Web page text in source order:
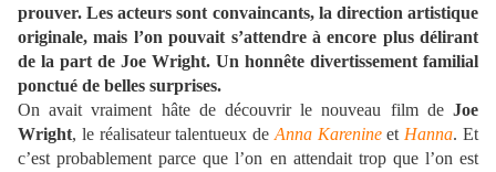
prouver. Les acteurs sont convaincants, la direction artistique
originale, mais l’on pouvait s’attendre à encore plus délirant
de la part de Joe Wright. Un honnête divertissement familial
ponctué de belles surprises.
On avait vraiment hâte de découvrir le nouveau film de Joe
Wright, le réalisateur talentueux de Anna Karenineet Hanna. Et
c’est probablement parce que l’on en attendait trop que l’on est